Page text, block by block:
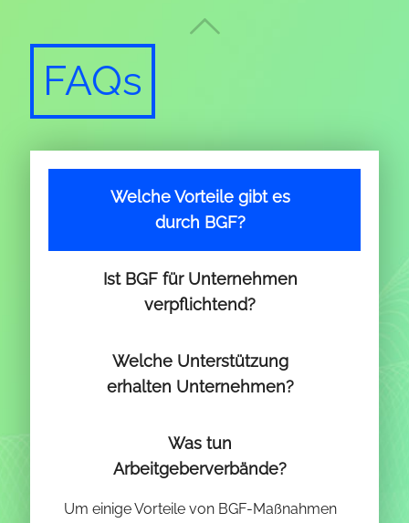
FAQs
Welche Vorteile gibt es
durch BGF?
Ist BGF für Unternehmen
verpflichtend?
Welche Unterstützung
erhalten Unternehmen?
Was tun
Arbeitgeberverbände?
Um einige Vorteile von BGF-Maßnahmen